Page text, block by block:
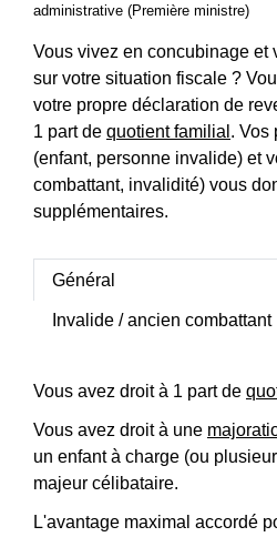
administrative (Première ministre)
Vous vivez en concubinage et
sur votre situation fiscale ?
votre propre déclaration de
1 part de quotient familial . Vos
(enfant, personne invalide) et
combattant, invalidité) vous
supplémentaires.
Général
Invalide / ancien combattant
Vous avez droit à 1 part de
Vous avez droit à une
un enfant à charge (ou
majeur célibataire.
L'avantage maximal accordé